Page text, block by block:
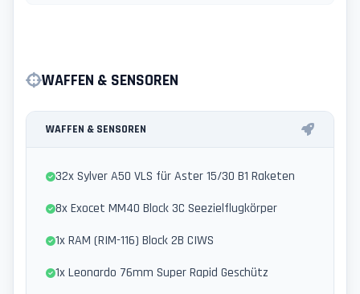
WAFFEN & SENSOREN
WAFFEN & SENSOREN
32x Sylver A50 VLS für Aster 15/30 B1 Raketen
8x Exocet MM40 Block 3C Seezielflugkörper
1x RAM (RIM-116) Block 2B CIWS
1x Leonardo 76mm Super Rapid Geschütz